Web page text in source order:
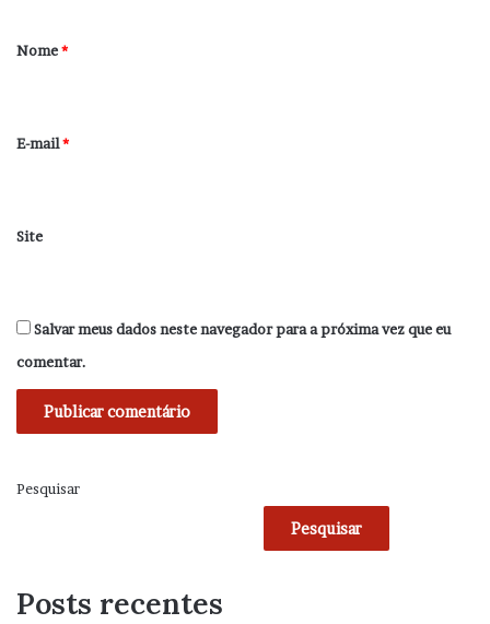
r
*
Nome*
E-mail*
Site
Salvar meus dados neste navegador para a próxima vez que eu
comentar.
Pesquisar
Pesquisar
Posts recentes